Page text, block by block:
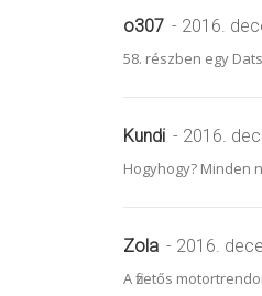
o307 - 2016.
58. részben egy
Kundi - 2016.
Hogyhogy? Minden
Zola - 2016.
A fizetős